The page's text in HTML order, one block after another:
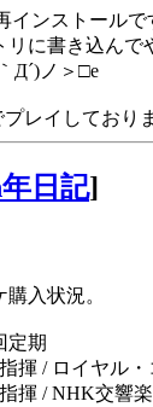
インストールで
に書き込んで
Д´)ノ＞□e
レイしており
日記]
入状況。
定期
揮 / ロイヤル
揮 / NHK交響楽